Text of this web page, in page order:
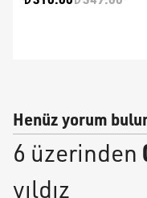
Henüz yorum
6 üzerinden
yıldız